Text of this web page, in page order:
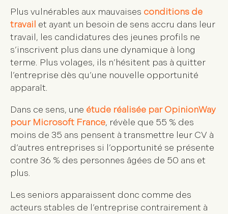
Plus vulnérables aux mauvaises conditions de
travail et ayant un besoin de sens accru dans leur
travail, les candidatures des jeunes profils ne
s’inscrivent plus dans une dynamique à long
terme. Plus volages, ils n’hésitent pas à quitter
l’entreprise dès qu’une nouvelle opportunité
apparaît.
Dans ce sens, une étude réalisée par OpinionWay
pour Microsoft France, révèle que 55 % des
moins de 35 ans pensent à transmettre leur CV à
d’autres entreprises si l’opportunité se présente
contre 36 % des personnes âgées de 50 ans et
plus.
Les seniors apparaissent donc comme des
acteurs stables de l’entreprise contrairement à